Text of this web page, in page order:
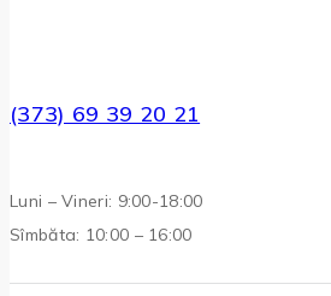
(373) 69 39 20 21
Luni – Vineri: 9:00-18:00
Sîmbăta: 10:00 – 16:00